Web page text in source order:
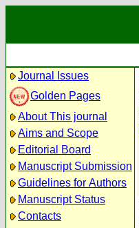
Journal Issues
Golden Pages
About This journal
Aims and Scope
Editorial Board
Manuscript Submission
Guidelines for Authors
Manuscript Status
Contacts